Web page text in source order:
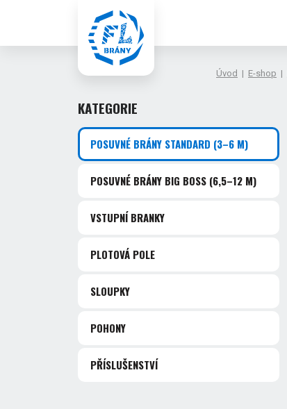
Úvod | E-shop |
KATEGORIE
POSUVNÉ BRÁNY STANDARD (3–6 M)
POSUVNÉ BRÁNY BIG BOSS (6,5–12 M)
VSTUPNÍ BRANKY
PLOTOVÁ POLE
SLOUPKY
POHONY
PŘÍSLUŠENSTVÍ